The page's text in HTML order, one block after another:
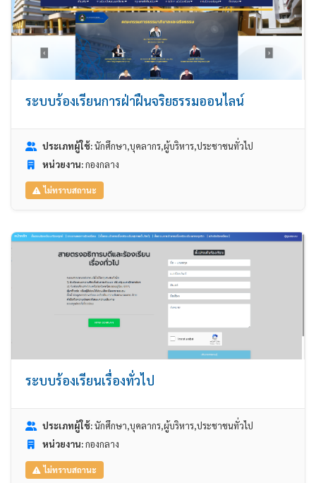
ระบบร้องเรียนการฝ่าฝืนจริยธรรมออนไลน์
ประเภทผู้ใช้:นักศึกษา,บุคลากร,ผู้บริหาร,ประชาชนทั่วไป
หน่วยงาน:กองกลาง
ไม่ทราบสถานะ
ระบบร้องเรียนเรื่องทั่วไป
ประเภทผู้ใช้:นักศึกษา,บุคลากร,ผู้บริหาร,ประชาชนทั่วไป
หน่วยงาน:กองกลาง
ไม่ทราบสถานะ